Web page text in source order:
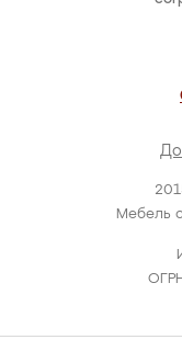
Мебель